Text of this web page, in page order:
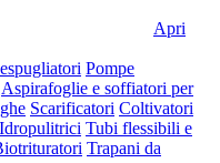
Apri
Pompe
Aspirafoglie e soffiatori per
Scarificatori Coltivatori
Idropulitrici Tubi flessibili e
Trapani da